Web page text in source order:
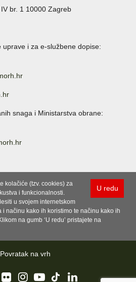
br. 1 10000 Zagreb
i za e-službene dopise:
snaga i Ministarstva obrane:
U redu
kolačiće (tzv. cookies) za
i funkcionalnosti.
u svojem internetskom
načinu kako ih koristimo te načinu kako ih
na gumb ‘U redu’ pristajete na
Povratak na vrh